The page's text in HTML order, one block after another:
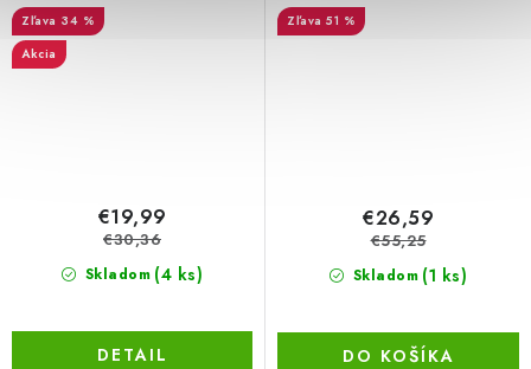
34 %
Akcia
Skladom (4 ks)
€19,99
€30,36
DETAIL
51 %
Skladom (1 ks)
€26,59
€55,25
DO KOŠÍKA